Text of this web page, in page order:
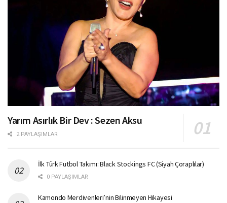
Yarım Asırlık Bir Dev : Sezen Aksu
2 PAYLAŞIMLAR
İlk Türk Futbol Takımı: Black Stockings FC (Siyah Çoraplılar)
0 PAYLAŞIMLAR
Kamondo Merdivenleri’nin Bilinmeyen Hikayesi